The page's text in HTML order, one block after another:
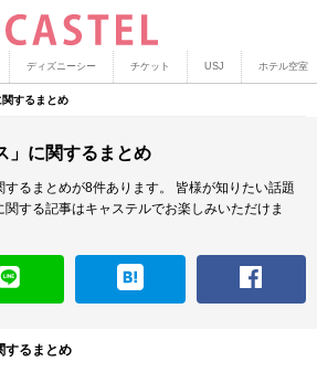
ディズニーシー チケット USJ ホテル空室
するまとめ
」に関するまとめ
るまとめが8件あります。
皆様が知りたい話題
する記事はキャステルでお楽しみいただけま
するまとめ